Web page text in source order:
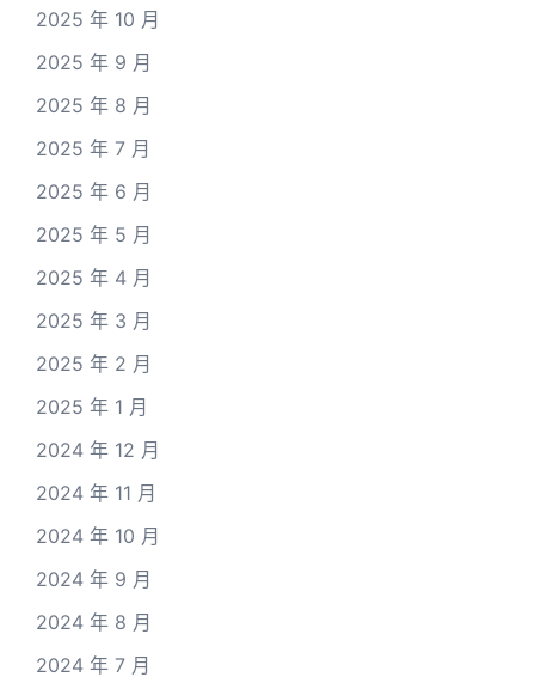
2025 年 10 月
2025 年 9 月
2025 年 8 月
2025 年 7 月
2025 年 6 月
2025 年 5 月
2025 年 4 月
2025 年 3 月
2025 年 2 月
2025 年 1 月
2024 年 12 月
2024 年 11 月
2024 年 10 月
2024 年 9 月
2024 年 8 月
2024 年 7 月